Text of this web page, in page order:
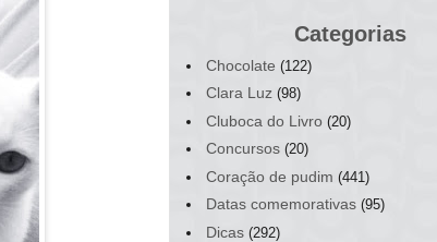
Categorias
Chocolate (122)
Clara Luz (98)
Cluboca do Livro (20)
Concursos (20)
Coração de pudim (441)
Datas comemorativas (95)
Dicas (292)